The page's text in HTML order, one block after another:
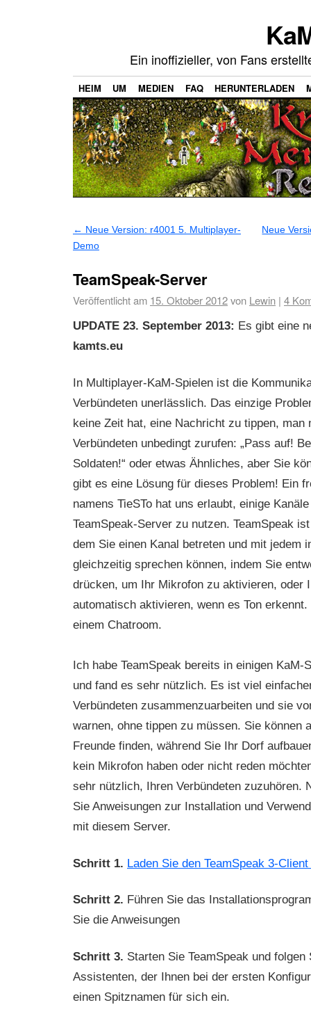
Ein inoffizieller, von Fans
HEIM UM MEDIEN FAQ HERUNTERLADEN
← Neue Version: r4001 5. Multiplayer-
Demo
Neue
TeamSpeak-Server
Veröffentlicht am 15. Oktober 2012von Lewin | 4
UPDATE 23. September 2013: Es gibt eine
kamts.eu
In Multiplayer-KaM-Spielen ist die
Verbündeten unerlässlich. Das einzige
keine Zeit hat, eine Nachricht zu tippen, man
Verbündeten unbedingt zurufen: „Pass auf!
Soldaten!“ oder etwas Ähnliches, aber Sie
gibt es eine Lösung für dieses Problem! Ein
namens TieSTo hat uns erlaubt, einige
TeamSpeak-Server zu nutzen. TeamSpeak
dem Sie einen Kanal betreten und mit jedem
gleichzeitig sprechen können, indem Sie
drücken, um Ihr Mikrofon zu aktivieren, oder
automatisch aktivieren, wenn es Ton
einem Chatroom.
Ich habe TeamSpeak bereits in einigen KaM-
und fand es sehr nützlich. Es ist viel
Verbündeten zusammenzuarbeiten und sie
warnen, ohne tippen zu müssen. Sie können
Freunde finden, während Sie Ihr Dorf
kein Mikrofon haben oder nicht reden
sehr nützlich, Ihren Verbündeten zuzuhören.
Sie Anweisungen zur Installation und
mit diesem Server.
Schritt 1. Laden Sie den TeamSpeak 3-
Schritt 2. Führen Sie das
Sie die Anweisungen
Schritt 3. Starten Sie TeamSpeak und folgen
Assistenten, der Ihnen bei der ersten
einen Spitznamen für sich ein.